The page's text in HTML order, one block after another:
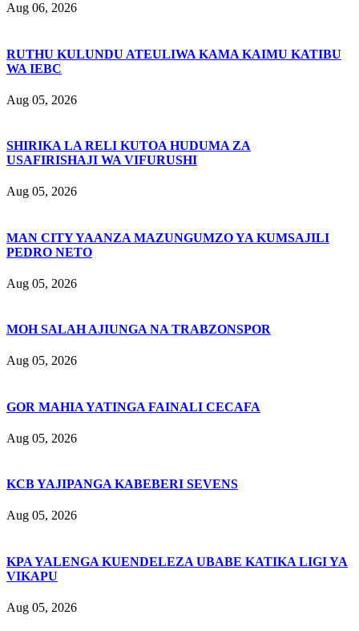
Aug 06, 2026
RUTHU KULUNDU ATEULIWA KAMA KAIMU KATIBU
WA IEBC
Aug 05, 2026
SHIRIKA LA RELI KUTOA HUDUMA ZA
USAFIRISHAJI WA VIFURUSHI
Aug 05, 2026
MAN CITY YAANZA MAZUNGUMZO YA KUMSAJILI
PEDRO NETO
Aug 05, 2026
MOH SALAH AJIUNGA NA TRABZONSPOR
Aug 05, 2026
GOR MAHIA YATINGA FAINALI CECAFA
Aug 05, 2026
KCB YAJIPANGA KABEBERI SEVENS
Aug 05, 2026
KPA YALENGA KUENDELEZA UBABE KATIKA LIGI YA
VIKAPU
Aug 05, 2026